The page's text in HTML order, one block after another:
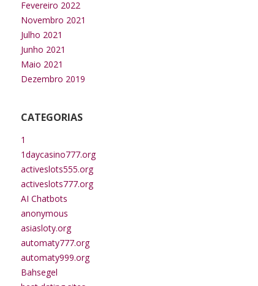
Fevereiro 2022
Novembro 2021
Julho 2021
Junho 2021
Maio 2021
Dezembro 2019
CATEGORIAS
1
1daycasino777.org
activeslots555.org
activeslots777.org
AI Chatbots
anonymous
asiasloty.org
automaty777.org
automaty999.org
Bahsegel